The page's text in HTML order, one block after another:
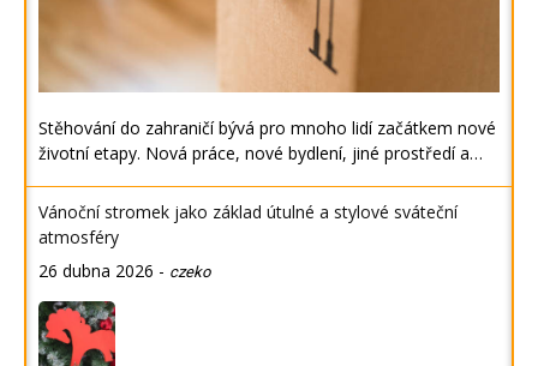
Stěhování do zahraničí bývá pro mnoho lidí začátkem nové
životní etapy. Nová práce, nové bydlení, jiné prostředí a…
Vánoční stromek jako základ útulné a stylové sváteční
atmosféry
26 dubna 2026 - czeko